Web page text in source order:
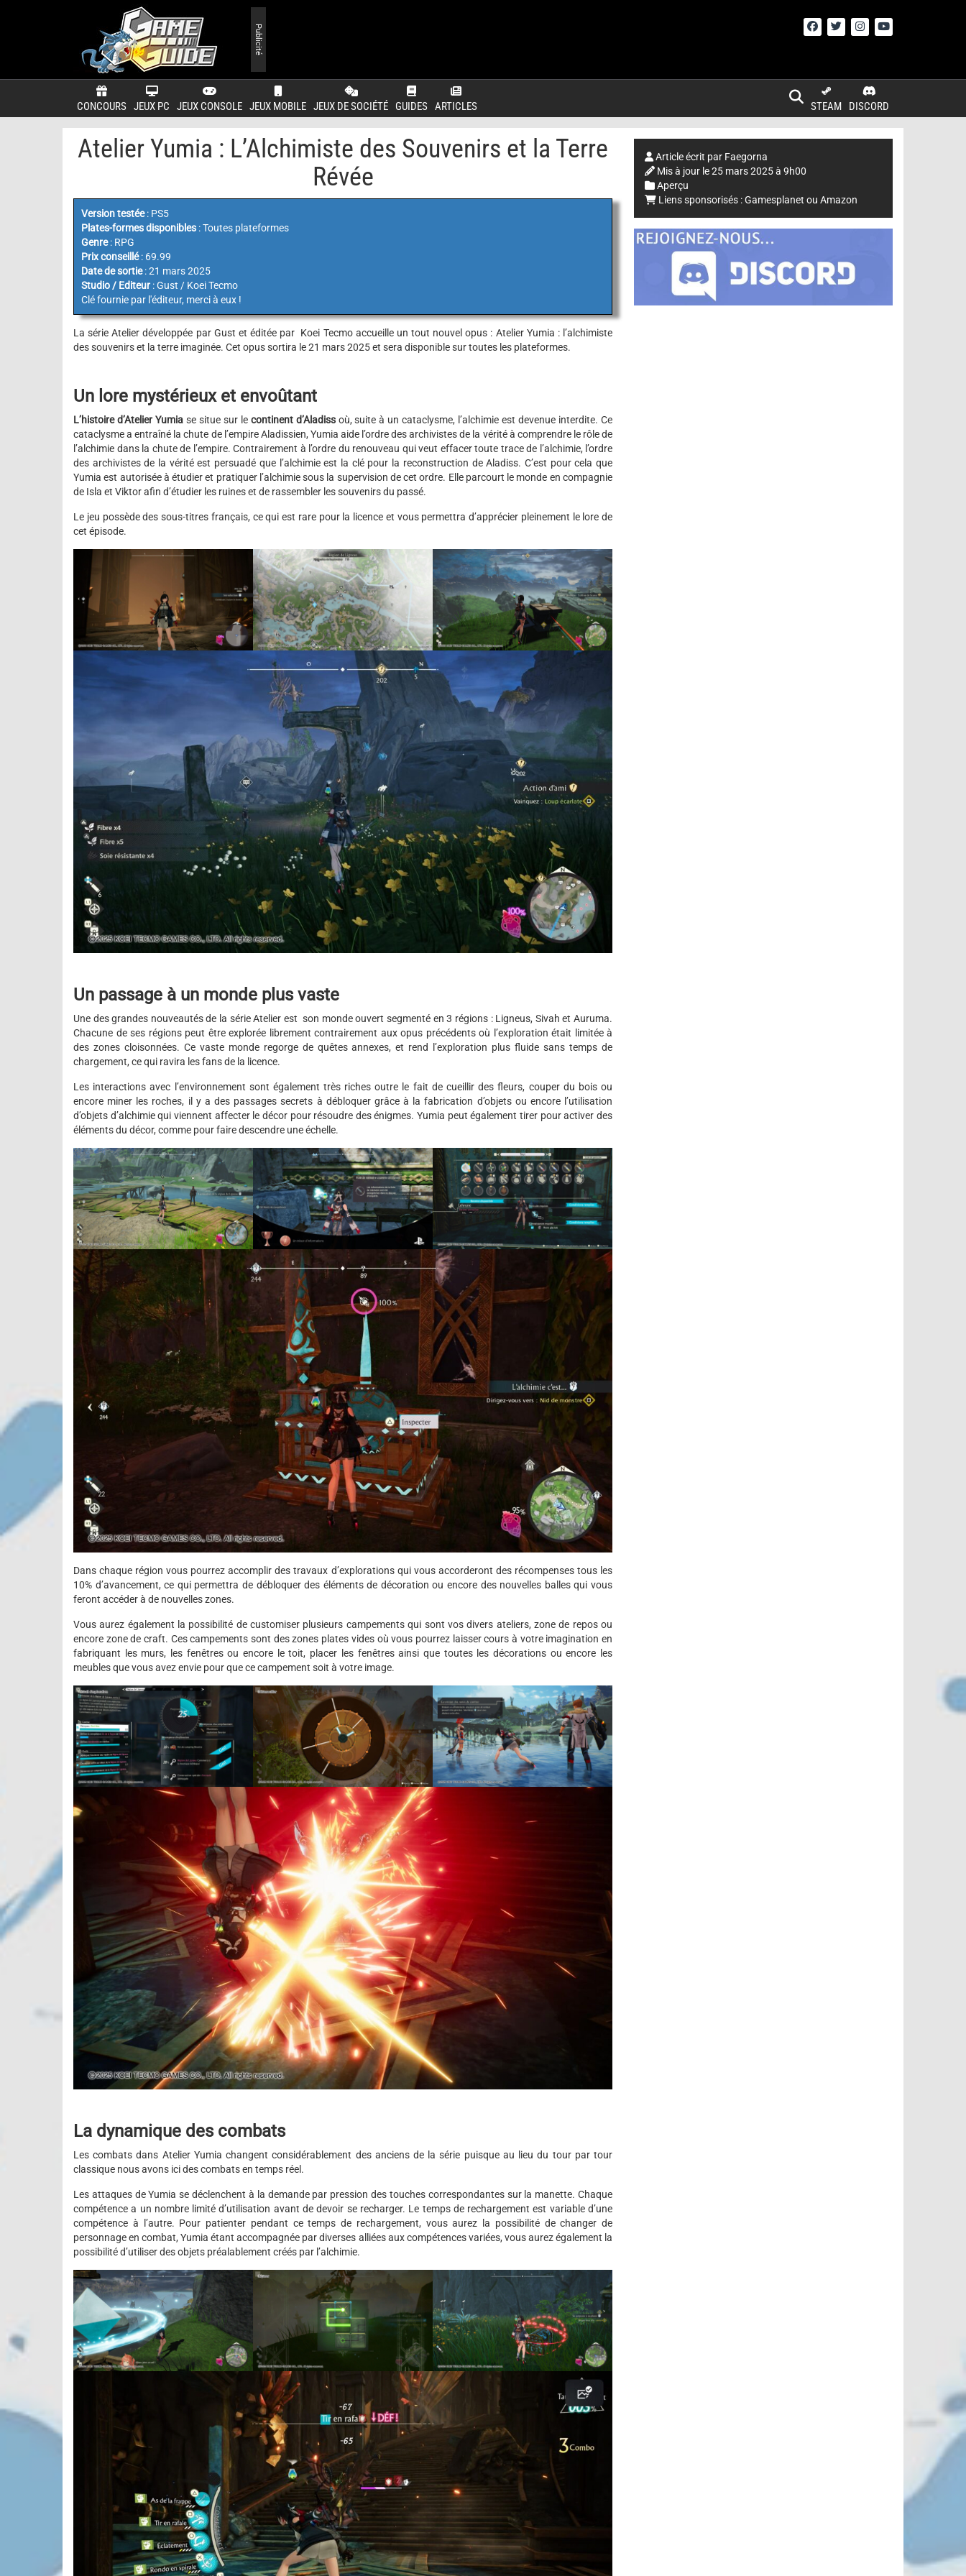
CONCOURS JEUX PC JEUX CONSOLE JEUX MOBILE JEUX DE SOCIÉTÉ GUIDES ARTICLES DISCORD
STEAM
Publicité
​Atelier Yumia : L’Alchimiste des Souvenirs et la Terre
Révée
Version testée: PS5
Plates-formes disponibles : Toutes plateformes
Genre: RPG
Prix conseillé: 69.99
Date de sortie: 21 mars 2025
Studio / Editeur : Gust / Koei Tecmo
Clé fournie par l'éditeur, merci à eux !
La série Atelier développée par Gust et éditée par Koei Tecmo accueille un tout nouvel opus : Atelier Yumia : l’alchimiste
des souvenirs et la terre imaginée. Cet opus sortira le 21 mars 2025 et sera disponible sur toutes les plateformes.
Un lore mystérieux et envoûtant
L’histoire d’Atelier Yumiase situe sur le continent d’Aladissoù, suite à un cataclysme, l’alchimie est devenue interdite. Ce
cataclysme a entraîné la chute de l’empire Aladissien, Yumia aide l’ordre des archivistes de la vérité à comprendre le rôle de
l’alchimie dans la chute de l’empire. Contrairement à l’ordre du renouveau qui veut effacer toute trace de l’alchimie, l’ordre
des archivistes de la vérité est persuadé que l’alchimie est la clé pour la reconstruction de Aladiss. C’est pour cela que
Yumia est autorisée à étudier et pratiquer l’alchimie sous la supervision de cet ordre. Elle parcourt le monde en compagnie
de Isla et Viktor afin d’étudier les ruines et de rassembler les souvenirs du passé.
Le jeu possède des sous-titres français, ce qui est rare pour la licence et vous permettra d’apprécier pleinement le lore de
cet épisode.
Un passage à un monde plus vaste
Une des grandes nouveautés de la série Atelier est son monde ouvert segmenté en 3 régions : Ligneus, Sivah et Auruma.
Chacune de ses régions peut être explorée librement contrairement aux opus précédents où l’exploration était limitée à
des zones cloisonnées. Ce vaste monde regorge de quêtes annexes, et rend l’exploration plus fluide sans temps de
chargement, ce qui ravira les fans de la licence.
Les interactions avec l’environnement sont également très riches outre le fait de cueillir des fleurs, couper du bois ou
encore miner les roches, il y a des passages secrets à débloquer grâce à la fabrication d’objets ou encore l’utilisation
d’objets d’alchimie qui viennent affecter le décor pour résoudre des énigmes. Yumia peut également tirer pour activer des
éléments du décor, comme pour faire descendre une échelle.
Dans chaque région vous pourrez accomplir des travaux d’explorations qui vous accorderont des récompenses tous les
10% d’avancement, ce qui permettra de débloquer des éléments de décoration ou encore des nouvelles balles qui vous
feront accéder à de nouvelles zones.
Vous aurez également la possibilité de customiser plusieurs campements qui sont vos divers ateliers, zone de repos ou
encore zone de craft. Ces campements sont des zones plates vides où vous pourrez laisser cours à votre imagination en
fabriquant les murs, les fenêtres ou encore le toit, placer les fenêtres ainsi que toutes les décorations ou encore les
meubles que vous avez envie pour que ce campement soit à votre image.
La dynamique des combats
Les combats dans Atelier Yumia changent considérablement des anciens de la série puisque au lieu du tour par tour
classique nous avons ici des combats en temps réel.
Les attaques de Yumia se déclenchent à la demande par pression des touches correspondantes sur la manette. Chaque
compétence a un nombre limité d’utilisation avant de devoir se recharger. Le temps de rechargement est variable d’une
compétence à l’autre. Pour patienter pendant ce temps de rechargement, vous aurez la possibilité de changer de
personnage en combat, Yumia étant accompagnée par diverses alliées aux compétences variées, vous aurez également la
possibilité d’utiliser des objets préalablement créés par l’alchimie.
Article écrit par Faegorna
Mis à jour le25 mars 2025 à 9h00
Aperçu
Liens sponsorisés :Gamesplanet ou Amazon